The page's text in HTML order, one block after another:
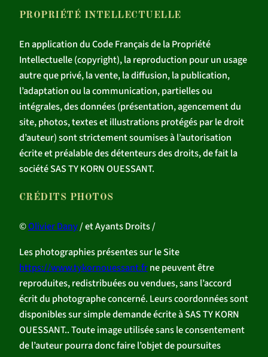
PROPRIÉTÉ INTELLECTUELLE
En application du Code Français de la Propriété
Intellectuelle (copyright), la reproduction pour un usage
autre que privé, la vente, la diffusion, la publication,
l’adaptation ou la communication, partielles ou
intégrales, des données (présentation, agencement du
site, photos, textes et illustrations protégés par le droit
d’auteur) sont strictement soumises à l’autorisation
écrite et préalable des détenteurs des droits, de fait la
société SAS TY KORN OUESSANT.
CRÉDITS PHOTOS
©Olivier Dany/ et Ayants Droits /
Les photographies présentes sur le Site
https://www.tykornouessant.frne peuvent être
reproduites, redistribuées ou vendues, sans l’accord
écrit du photographe concerné. Leurs coordonnées sont
disponibles sur simple demande écrite à SAS TY KORN
OUESSANT.. Toute image utilisée sans le consentement
de l’auteur pourra donc faire l’objet de poursuites